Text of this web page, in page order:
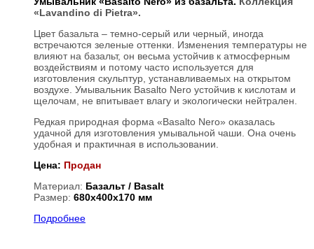
«Lavandino di Pietra».
Цвет базальта – темно-серый или черный, иногда
встречаются зеленые оттенки. Изменения температуры не
влияют на базальт, он весьма устойчив к атмосферным
воздействиям и потому часто используется для
изготовления скульптур, устанавливаемых на открытом
воздухе. Умывальник Basalto Nero устойчив к кислотам и
щелочам, не впитывает влагу и экологически нейтрален.
Редкая природная форма «Basalto Nero» оказалась
удачной для изготовления умывальной чаши. Она очень
удобная и практичная в использовании.
Цена: Продан
Материал: Базальт / Basalt
Размер: 680х400х170 мм
Подробнее